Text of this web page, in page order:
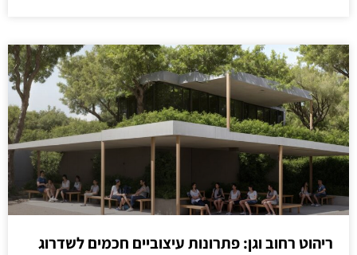
ריהוט רחוב וגן: פתרונות עיצוביים חכמים לשדרוג